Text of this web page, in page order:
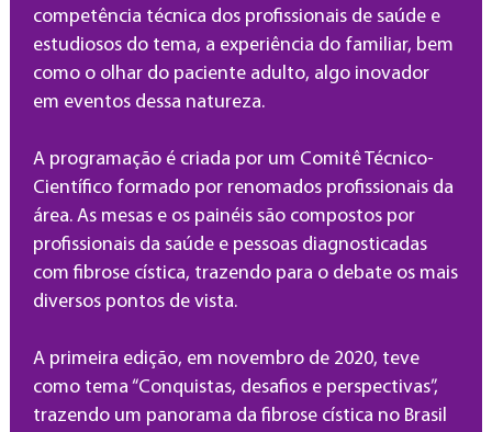
competência técnica dos profissionais de saúde e
estudiosos do tema, a experiência do familiar, bem
como o olhar do paciente adulto, algo inovador
em eventos dessa natureza.
A programação é criada por um Comitê Técnico-
Científico formado por renomados profissionais da
área. As mesas e os painéis são compostos por
profissionais da saúde e pessoas diagnosticadas
com fibrose cística, trazendo para o debate os mais
diversos pontos de vista.
A primeira edição, em novembro de 2020, teve
como tema “Conquistas, desafios e perspectivas”,
trazendo um panorama da fibrose cística no Brasil